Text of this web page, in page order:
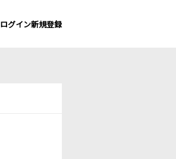
ログイン新規登録